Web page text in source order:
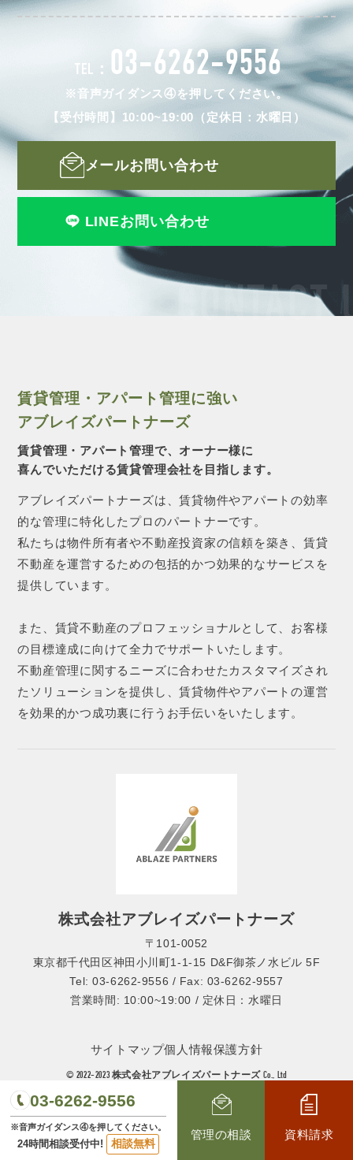
CONTACT
TEL： 03-6262-9556
※音声ガイダンス④を押してください。
【受付時間】10:00~19:00（定休日：水曜日）
メールお問い合わせ
LINEお問い合わせ
賃貸管理・アパート管理に強い
アブレイズパートナーズ
賃貸管理・アパート管理で、オーナー様に
喜んでいただける賃貸管理会社を目指します。
アブレイズパートナーズは、賃貸物件やアパートの効率
的な管理に特化したプロのパートナーです。
私たちは物件所有者や不動産投資家の信頼を築き、賃貸
不動産を運営するための包括的かつ効果的なサービスを
提供しています。
また、賃貸不動産のプロフェッショナルとして、お客様
の目標達成に向けて全力でサポートいたします。
不動産管理に関するニーズに合わせたカスタマイズされ
たソリューションを提供し、賃貸物件やアパートの運営
を効果的かつ成功裏に行うお手伝いをいたします。
株式会社アブレイズパートナーズ
〒101-0052
東京都千代田区神田小川町1-1-15 D&F御茶ノ水ビル 5F
Tel: 03-6262-9556 / Fax: 03-6262-9557
営業時間: 10:00~19:00 / 定休日：水曜日
© 2022-2023 株式会社アブレイズパートナーズ Co., Ltd
サイトマップ個人情報保護方針
03-6262-9556
※音声ガイダンス④を押してください。
24時間相談受付中! 相談無料
管理の相談 資料請求